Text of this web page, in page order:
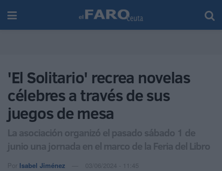
'El Solitario' recrea novelas
célebres a través de sus
juegos de mesa
La asociación organizó el pasado sábado 1 de
junio una jornada en el marco de la Feria del Libro
Por Isabel Jiménez 03/06/2024 - 11:45